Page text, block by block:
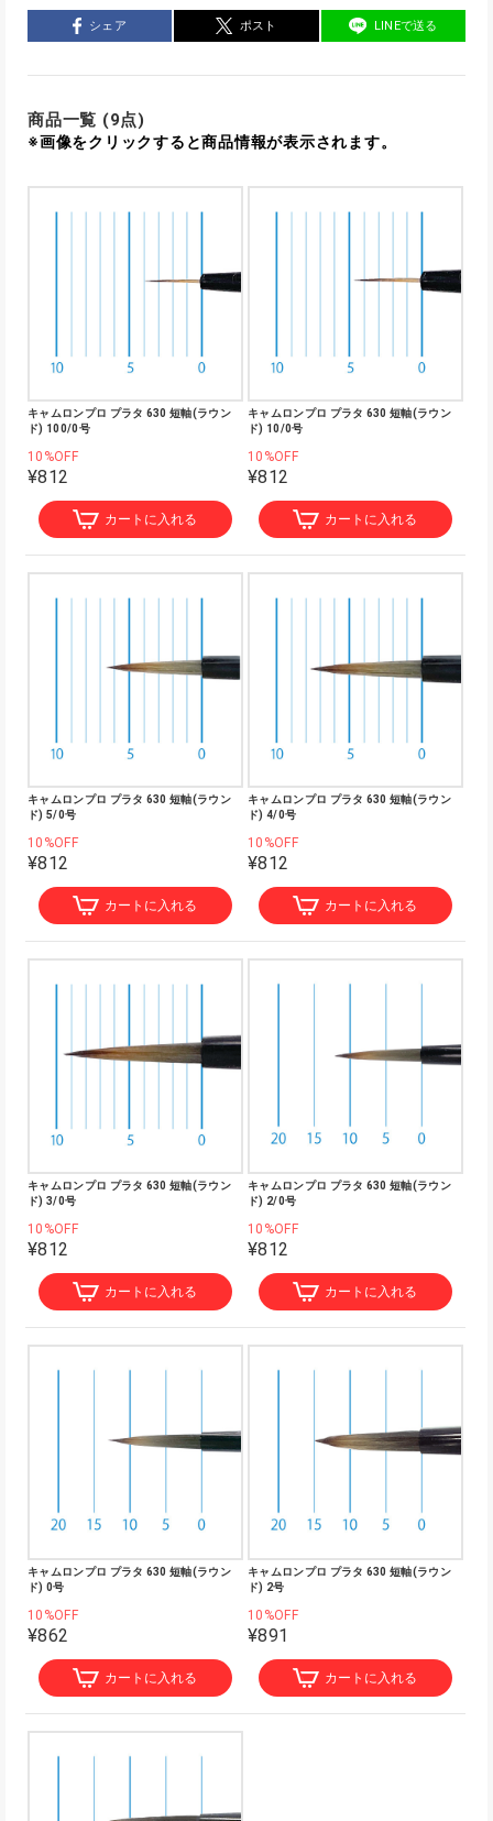
シェア ポスト LINEで送る
商品一覧 (9点)
※画像をクリックすると商品情報が表示されます。
キャムロンプロ プラタ 630 短軸(ラウン
ド) 100/0号
10%OFF
¥812
カートに入れる
キャムロンプロ プラタ 630 短軸(ラウン
ド) 10/0号
10%OFF
¥812
カートに入れる
キャムロンプロ プラタ 630 短軸(ラウン
ド) 5/0号
10%OFF
¥812
カートに入れる
キャムロンプロ プラタ 630 短軸(ラウン
ド) 4/0号
10%OFF
¥812
カートに入れる
キャムロンプロ プラタ 630 短軸(ラウン
ド) 3/0号
10%OFF
¥812
カートに入れる
キャムロンプロ プラタ 630 短軸(ラウン
ド) 2/0号
10%OFF
¥812
カートに入れる
キャムロンプロ プラタ 630 短軸(ラウン
ド) 0号
10%OFF
¥862
カートに入れる
キャムロンプロ プラタ 630 短軸(ラウン
ド) 2号
10%OFF
¥891
カートに入れる